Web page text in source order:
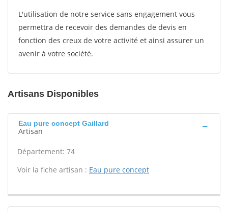
L'utilisation de notre service sans engagement vous
permettra de recevoir des demandes de devis en
fonction des creux de votre activité et ainsi assurer un
avenir à votre société.
Artisans Disponibles
Eau pure concept Gaillard
Artisan
Département: 74
Voir la fiche artisan : Eau pure concept